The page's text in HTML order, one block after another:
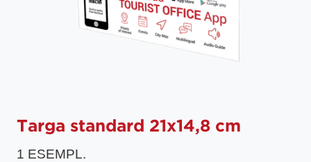
Targa standard 21x14,8 cm
1 ESEMPL.